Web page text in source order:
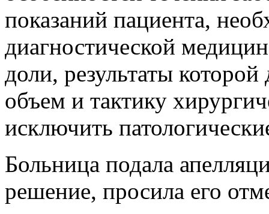
показаний пациента,
диагностической
доли, результаты
объем и тактику
исключить
Больница подала
решение, просила его